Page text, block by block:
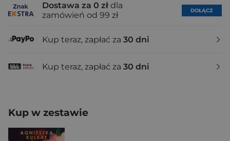
Dostawa za 0 zł dla
zamówień od 99 zł
DOŁĄCZ
Kup teraz, zapłać za 30 dni
Kup teraz, zapłać za 30 dni
Kup w zestawie